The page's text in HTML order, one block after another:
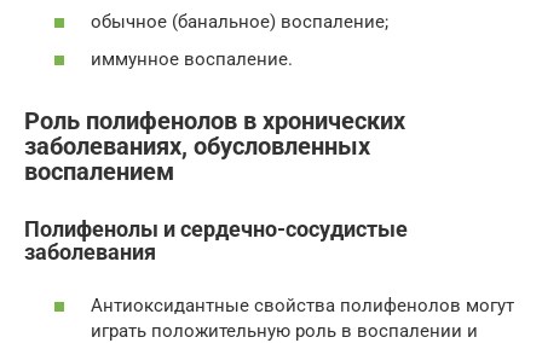
обычное (банальное) воспаление;
иммунное воспаление.
Роль полифенолов в хронических
заболеваниях, обусловленных
воспалением
Полифенолы и сердечно-сосудистые
заболевания
Антиоксидантные свойства полифенолов могут
играть положительную роль в воспалении и